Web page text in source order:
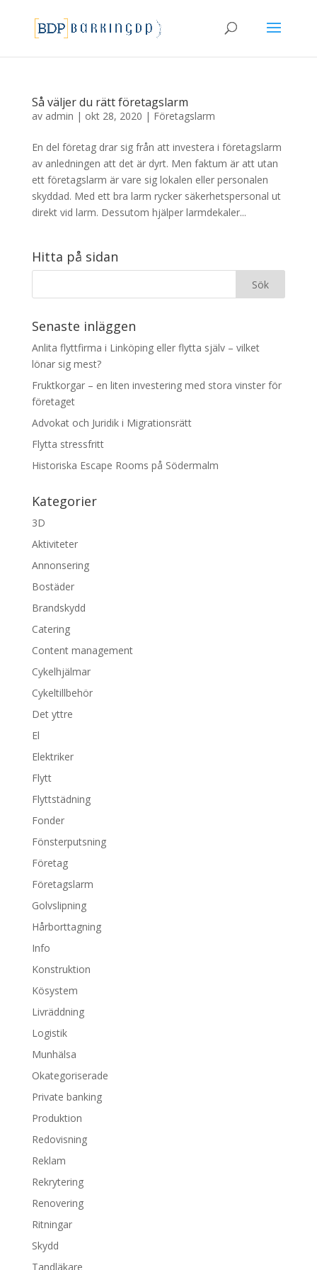
Så väljer du rätt företagslarm
av admin | okt 28, 2020 | Företagslarm
En del företag drar sig från att investera i företagslarm
av anledningen att det är dyrt. Men faktum är att utan
ett företagslarm är vare sig lokalen eller personalen
skyddad. Med ett bra larm rycker säkerhetspersonal ut
direkt vid larm. Dessutom hjälper larmdekaler...
Hitta på sidan
Senaste inläggen
Anlita flyttfirma i Linköping eller flytta själv – vilket
lönar sig mest?
Fruktkorgar – en liten investering med stora vinster för
företaget
Advokat och Juridik i Migrationsrätt
Flytta stressfritt
Historiska Escape Rooms på Södermalm
Kategorier
3D
Aktiviteter
Annonsering
Bostäder
Brandskydd
Catering
Content management
Cykelhjälmar
Cykeltillbehör
Det yttre
El
Elektriker
Flytt
Flyttstädning
Fonder
Fönsterputsning
Företag
Företagslarm
Golvslipning
Hårborttagning
Info
Konstruktion
Kösystem
Livräddning
Logistik
Munhälsa
Okategoriserade
Private banking
Produktion
Redovisning
Reklam
Rekrytering
Renovering
Ritningar
Skydd
Tandläkare